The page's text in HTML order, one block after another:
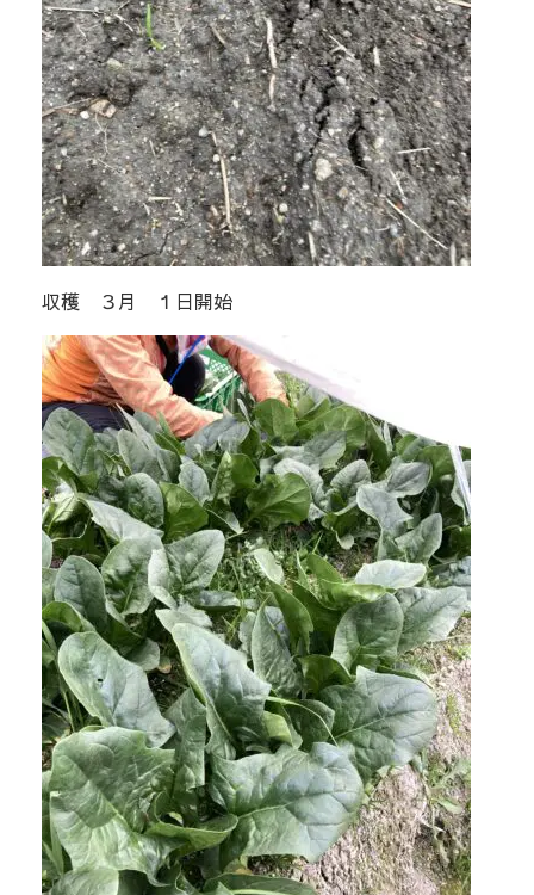
収穫 ３月 １日開始